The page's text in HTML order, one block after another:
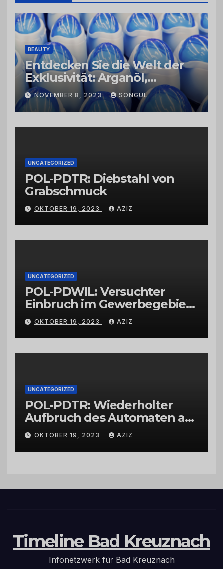
BEAUTY
Entdecken Sie die Welt der
Exklusivität: Arganöl,
Kaktusfeigenkernöl und
Schwarzkümmelöl von
vertrauenswürdigen
Großhändlern und Anbietern
NOVEMBER 8, 2023 SONGUL
UNCATEGORIZED
POL-PDTR: Diebstahl von
Grabschmuck
OKTOBER 19, 2023 AZIZ
UNCATEGORIZED
POL-PDWIL: Versuchter
Einbruch im Gewerbegebiet
Wittlich
OKTOBER 19, 2023 AZIZ
UNCATEGORIZED
POL-PDTR: Wiederholter
Aufbruch des Automaten am
Wohnmobilstellplatz in
Hermeskeil am Labachweg
OKTOBER 19, 2023 AZIZ
Timeline Bad Kreuznach
Infonetzwerk für Bad Kreuznach